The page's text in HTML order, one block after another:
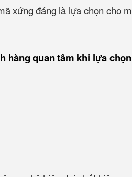
xứng đáng là lựa chọn cho
hàng quan tâm khi lựa